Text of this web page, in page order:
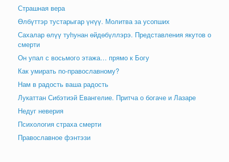
Страшная вера
Өлбүттэр тустарыгар үҥүү. Молитва за усопших
Сахалар өлүү туһунан өйдөбүллэрэ. Представления якутов о
смерти
Он упал с восьмого этажа… прямо к Богу
Как умирать по-православному?
Нам в радость ваша радость
Лукаттан Сибэтиэй Евангелие. Притча о богаче и Лазаре
Недуг неверия
Психология страха смерти
Православное фэнтэзи